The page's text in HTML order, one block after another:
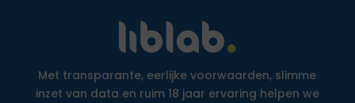
Met transparante, eerlijke voorwaarden, slimme
inzet van data en ruim 18 jaar ervaring helpen we